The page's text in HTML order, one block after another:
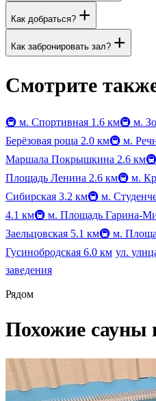
Как добраться? +
Как забронировать зал? +
Смотрите
🚇 м. Спортивная 1.6 км🚇 м.
Берёзовая роща 2.0 км🚇 м.
Маршала Покрышкина 2.6 км🚇
Площадь Ленина 2.6 км🚇 м.
Сибирская 3.2 км🚇 м.
4.1 км🚇 м. Площадь Гарина-
Заельцовская 5.1 км🚇 м.
Гусинобродская 6.0 км ул.
заведения
Рядом
Похожие сауны